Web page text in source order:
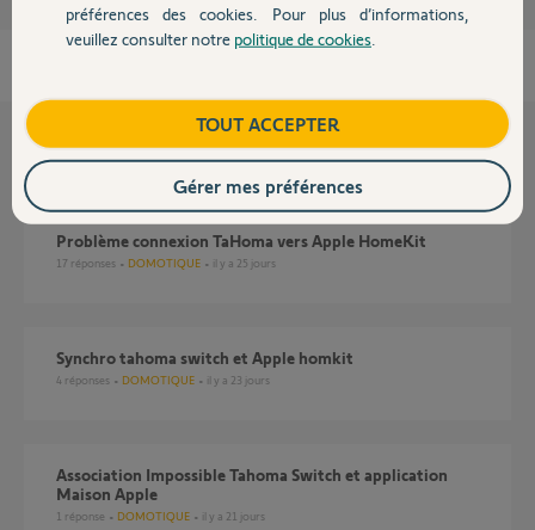
Contact
Questions liées
Problème connexion TaHoma vers Apple HomeKit
17 réponses DOMOTIQUE il y a 25 jours
Synchro tahoma switch et Apple homkit
4 réponses DOMOTIQUE il y a 23 jours
Association Impossible Tahoma Switch et application
Maison Apple
1 réponse DOMOTIQUE il y a 21 jours
préférences des cookies. Pour plus d’informations,
veuillez consulter notre politique de cookies
TOUT ACCEPTER
Gérer mes préférences